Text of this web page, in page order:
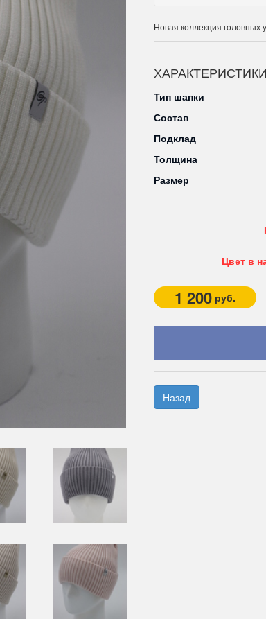
Новая коллекция головных
ХАРАКТЕРИСТИКИ
Тип шапки
Состав
Подклад
Толщина
Размер
Цвет в
1 200 руб.
Назад